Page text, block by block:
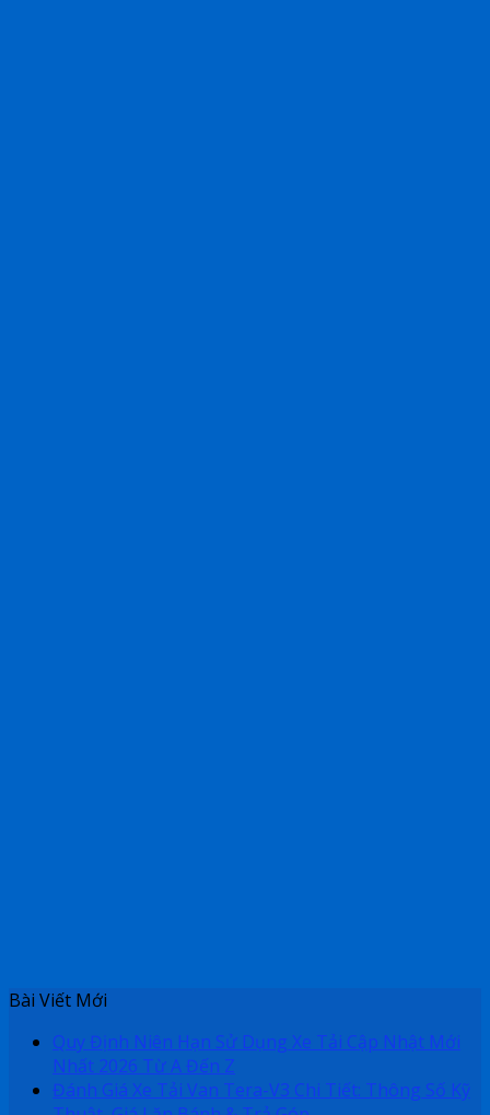
Bài Viết Mới
Quy Định Niên Hạn Sử Dụng Xe Tải Cập Nhật Mới
Nhất 2026 Từ A Đến Z
Đánh Giá Xe Tải Van Tera-V3 Chi Tiết: Thông Số Kỹ